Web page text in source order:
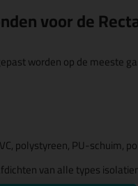
voor de
worden op de meeste
polystyreen, PU-schuim,
van alle types